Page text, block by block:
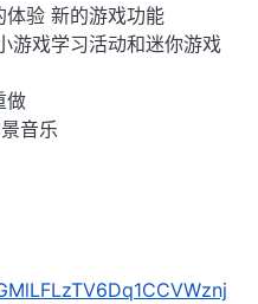
体验 新的游戏功能
游戏学习活动和迷你游戏
做
音乐